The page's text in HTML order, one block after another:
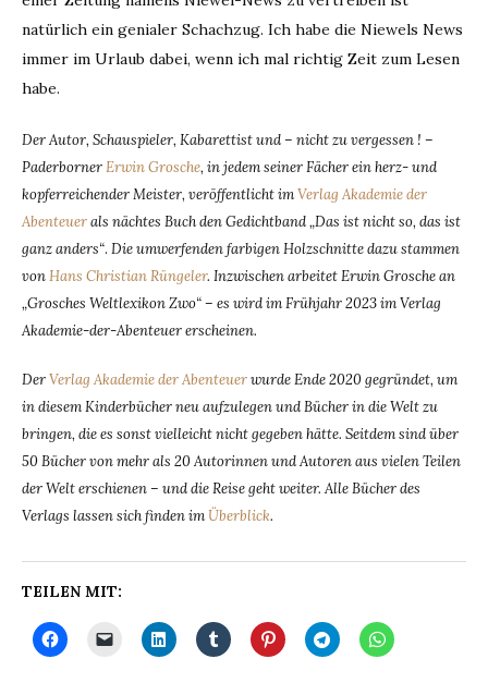
natürlich ein genialer Schachzug. Ich habe die Niewels News
immer im Urlaub dabei, wenn ich mal richtig Zeit zum Lesen
habe.
Der Autor, Schauspieler, Kabarettist und – nicht zu vergessen ! –
PaderbornerErwin Grosche, in jedem seiner Fächer ein herz- und
kopferreichender Meister, veröffentlicht imVerlag Akademie der
Abenteuerals nächtes Buch den Gedichtband „Das ist nicht so, das ist
ganz anders“. Die umwerfenden farbigen Holzschnitte dazu stammen
vonHans Christian Rüngeler. Inzwischen arbeitet Erwin Grosche an
„Grosches Weltlexikon Zwo“ – es wird im Frühjahr 2023 im Verlag
Akademie-der-Abenteuer erscheinen.
DerVerlag Akademie der Abenteuerwurde Ende 2020 gegründet, um
in diesem Kinderbücher neu aufzulegen und Bücher in die Welt zu
bringen, die es sonst vielleicht nicht gegeben hätte. Seitdem sind über
50 Bücher von mehr als 20 Autorinnen und Autoren aus vielen Teilen
der Welt erschienen – und die Reise geht weiter. Alle Bücher des
Verlags lassen sich finden imÜberblick.
TEILEN MIT: